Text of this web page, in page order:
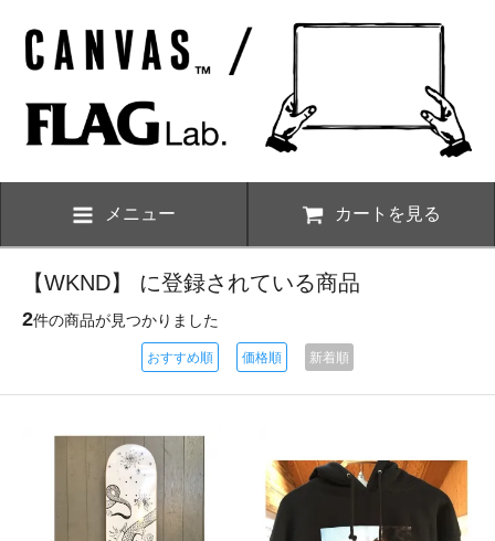
メニュー カートを見る
【WKND】 に登録されている商品
2件の商品が見つかりました
おすすめ順 価格順 新着順